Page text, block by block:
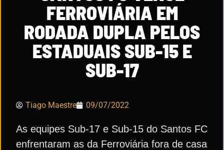
FERROVIÁRIA EM
RODADA DUPLA PELOS
ESTADUAIS SUB-15 E
SUB-17
Tiago Maestre 09/07/2022
As equipes Sub-17 e Sub-15 do Santos FC
enfrentaram as da Ferroviária fora de casa